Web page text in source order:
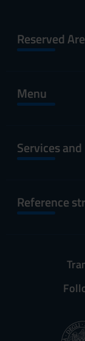
Reserved
Menu
Services and
Reference